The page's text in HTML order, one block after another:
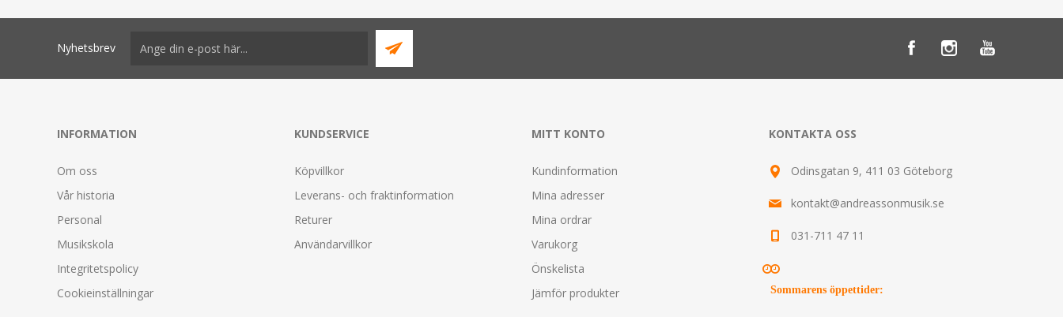
Nyhetsbrev
INFORMATION
Om oss
Vår historia
Personal
Musikskola
Integritetspolicy
Cookieinställningar
KUNDSERVICE
Köpvillkor
Leverans- och fraktinformation
Returer
Användarvillkor
MITT KONTO
Kundinformation
Mina adresser
Mina ordrar
Varukorg
Önskelista
Jämför produkter
KONTAKTA OSS
Odinsgatan 9, 411 03 Göteborg
kontakt@andreassonmusik.se
031-711 47 11
Sommarens öppettider: